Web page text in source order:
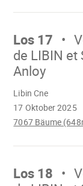
Mach
Los 17
de LIBIN et
Anloy
17 Oktober 2025
Libin Cne
7067 Bäume
Mach
Los 18